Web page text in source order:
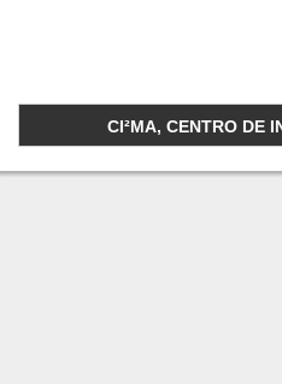
CI²MA, CENTRO DE